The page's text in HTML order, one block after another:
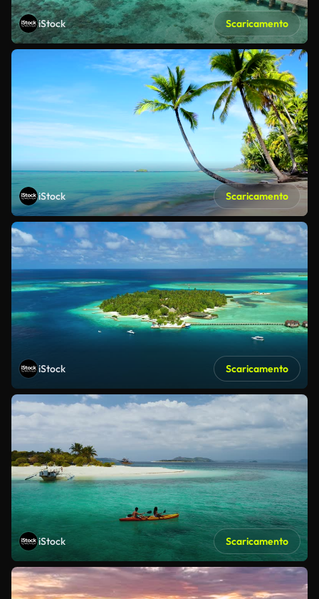
iStock Scaricamento
iStock Scaricamento
iStock Scaricamento
iStock Scaricamento